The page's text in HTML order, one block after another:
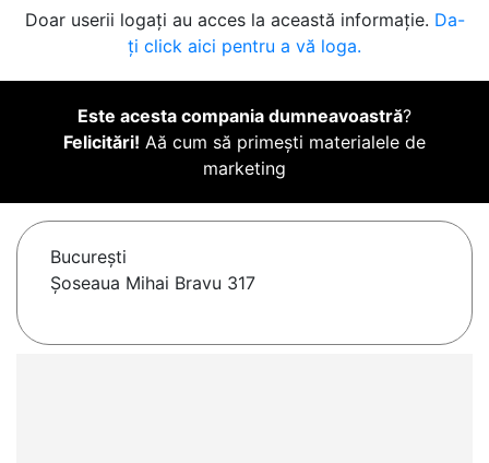
Doar userii logați au acces la această informație. Da-
ți click aici pentru a vă loga.
Este acesta compania dumneavoastră?
Felicitări! Aă cum să primești materialele de
marketing
Bucureşti
Șoseaua Mihai Bravu 317